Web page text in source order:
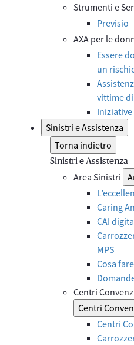
Strumenti e
Previsio
AXA per le
Essere
un
vittime
Iniziative
Sinistri e Assistenza
Torna indietro
Sinistri e Assistenza
Area Sinistri
Caring
CAI
MPS
Cosa
Centri
Centri
Centri